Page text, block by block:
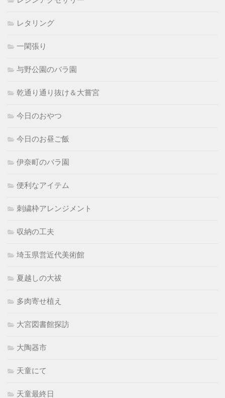
レタリング
一閑張り
与野公園のバラ園
乾通り通り抜け＆大嘗宮
今日のおやつ
今日のお昼ご飯
伊奈町のバラ園
便利なアイテム
刺繍枠アレンジメント
収納の工夫
埼玉県営近代美術館
夏越しの大祓
多肉寄せ植え
大宮図書館探訪
大陶器市
天童にて
天童最終日